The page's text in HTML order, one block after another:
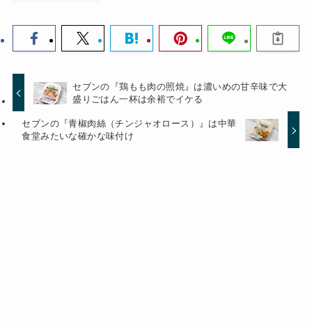
セブンの『鶏もも肉の照焼』は濃いめの甘辛味で大
盛りごはん一杯は余裕でイケる
セブンの『青椒肉絲（チンジャオロース）』は中華
食堂みたいな確かな味付け